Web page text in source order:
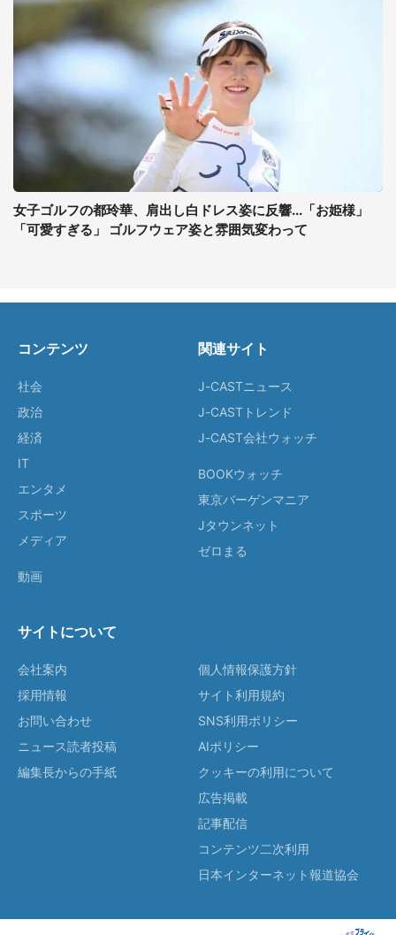
女子ゴルフの都玲華、肩出し白ドレス姿に反響...「お姫様」
「可愛すぎる」 ゴルフウェア姿と雰囲気変わって
コンテンツ
社会
政治
経済
IT
エンタメ
スポーツ
メディア
動画
関連サイト
J-CASTニュース
J-CASTトレンド
J-CAST会社ウォッチ
BOOKウォッチ
東京バーゲンマニア
Jタウンネット
ゼロまる
サイトについて
会社案内
採用情報
お問い合わせ
ニュース読者投稿
編集長からの手紙
個人情報保護方針
サイト利用規約
SNS利用ポリシー
AIポリシー
クッキーの利用について
広告掲載
記事配信
コンテンツ二次利用
日本インターネット報道協会